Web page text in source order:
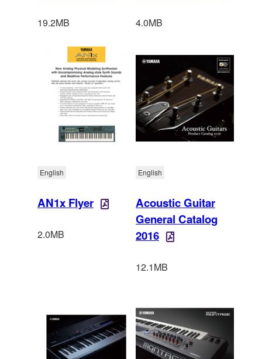
19.2MB 4.0MB
AN1x Flyer
English
2.0MB
Acoustic Guitar
General Catalog
2016
English
12.1MB